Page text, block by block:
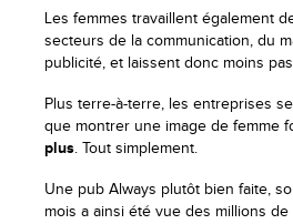
Les femmes travaillent également
secteurs de la communication, du
publicité, et laissent donc moins
Plus terre-à-terre, les entreprises
que montrer une image de femme
plus. Tout simplement.
Une pub Always plutôt bien faite,
mois a ainsi été vue des millions